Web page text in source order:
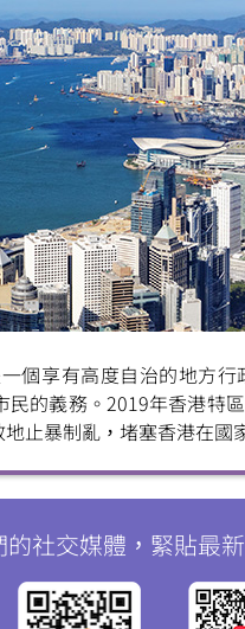
個享有高度自治的地方
的義務。2019年香港特
止暴制亂，堵塞香港在國
社交媒體，緊貼最新
社交媒體，緊貼最
微
博